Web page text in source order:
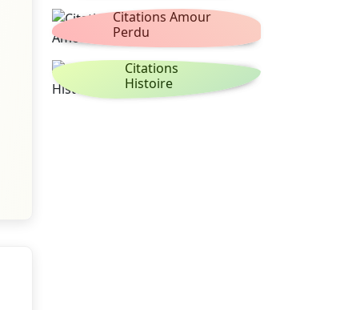
Citations Amour
Perdu
Citations
Histoire